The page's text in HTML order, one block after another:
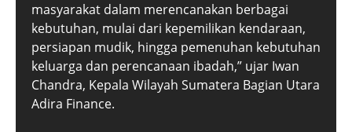
masyarakat dalam merencanakan berbagai
kebutuhan, mulai dari kepemilikan kendaraan,
persiapan mudik, hingga pemenuhan kebutuhan
keluarga dan perencanaan ibadah,” ujar Iwan
Chandra, Kepala Wilayah Sumatera Bagian Utara
Adira Finance.